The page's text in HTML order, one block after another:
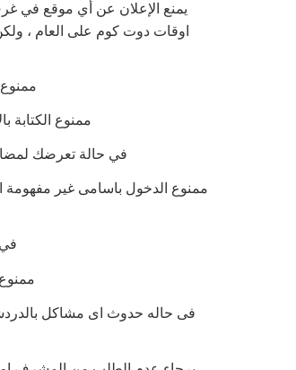
اوقات دوت كوم على العام ،
ممنوع
ممنوع الكتابة
في حالة تعرضك